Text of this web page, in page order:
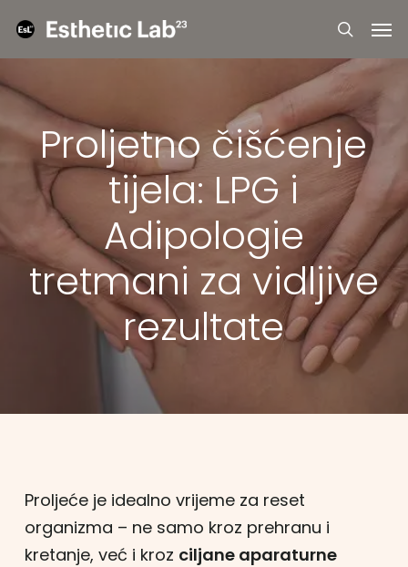
content
search
Proljetno čišćenje
tijela: LPG i
Adipologie
tretmani za vidljive
rezultate
Proljeće je idealno vrijeme za reset
organizma – ne samo kroz prehranu i
kretanje, već i kroz ciljane aparaturne